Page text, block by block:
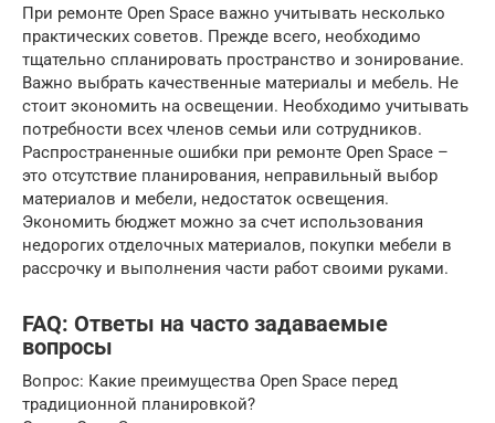
При ремонте Open Space важно учитывать несколько
практических советов. Прежде всего, необходимо
тщательно спланировать пространство и зонирование.
Важно выбрать качественные материалы и мебель. Не
стоит экономить на освещении. Необходимо учитывать
потребности всех членов семьи или сотрудников.
Распространенные ошибки при ремонте Open Space –
это отсутствие планирования, неправильный выбор
материалов и мебели, недостаток освещения.
Экономить бюджет можно за счет использования
недорогих отделочных материалов, покупки мебели в
рассрочку и выполнения части работ своими руками.
FAQ: Ответы на часто задаваемые
вопросы
Вопрос: Какие преимущества Open Space перед
традиционной планировкой?